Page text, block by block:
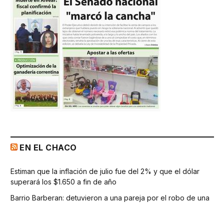
EN EL CHACO
Estiman que la inflación de julio fue del 2% y que el dólar
superará los $1.650 a fin de año
Barrio Barberan: detuvieron a una pareja por el robo de una